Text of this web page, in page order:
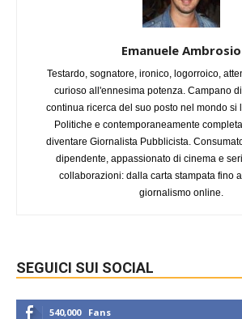
Emanuele Ambrosio
Testardo, sognatore, ironico, logorroico,
curioso all'ennesima potenza. Campano
continua ricerca del suo posto nel mondo si
Politiche e contemporaneamente
diventare Giornalista Pubblicista.
dipendente, appassionato di cinema e
collaborazioni: dalla carta stampata fino
giornalismo online.
SEGUICI SUI SOCIAL
540,000 Fans